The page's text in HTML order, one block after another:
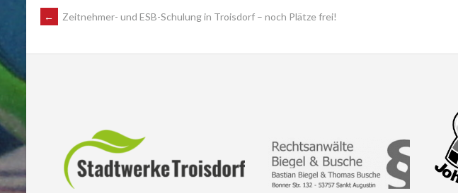
POST
NAVIGATION
← Zeitnehmer- und ESB-Schulung in Troisdorf – noch Plätze frei!